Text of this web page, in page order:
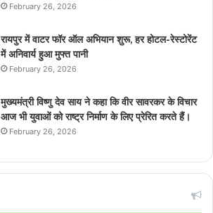
February 26, 2026
रायपुर में वाटर फॉर ऑल अभियान शुरू, हर होटल-रेस्टोरेंट
में अनिवार्य हुआ मुफ्त पानी
February 26, 2026
मुख्यमंत्री विष्णु देव साय ने कहा कि वीर सावरकर के विचार
आज भी युवाओं को राष्ट्र निर्माण के लिए प्रेरित करते हैं।
February 26, 2026